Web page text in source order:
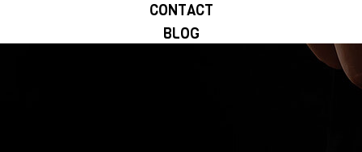
CONTACT
BLOG